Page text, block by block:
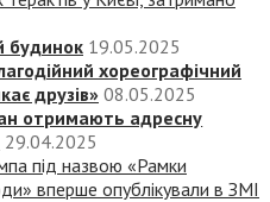
будинок 19.05.2025
хореографічний
друзів» 08.05.2025
отримають адресну
29.04.2025
під назвою «‎Рамки
вперше опублікували в ЗМІ